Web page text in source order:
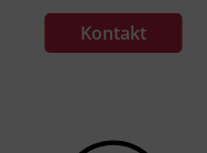
Kontakt